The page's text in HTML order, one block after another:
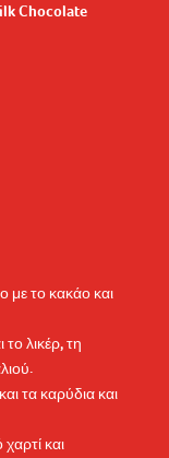
Chocolate
με το κακάο και
λικέρ, τη
τα καρύδια και
και